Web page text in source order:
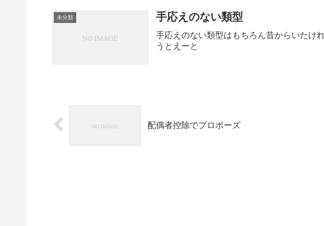
未分類 手応えのない類型
手応えのない類型はもちろん昔からいたけ
うとえーと
配偶者控除でプロポーズ